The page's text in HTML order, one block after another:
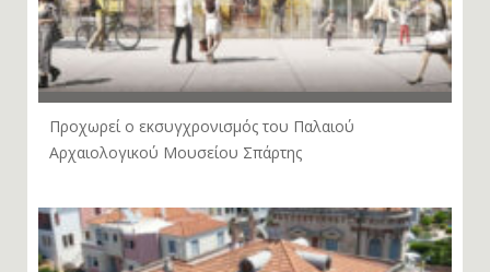
Προχωρεί ο εκσυγχρονισμός του Παλαιού
Αρχαιολογικού Μουσείου Σπάρτης